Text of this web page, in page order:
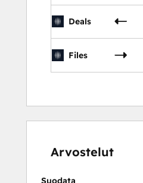
Deals
Files
Arvostelut
Suodata